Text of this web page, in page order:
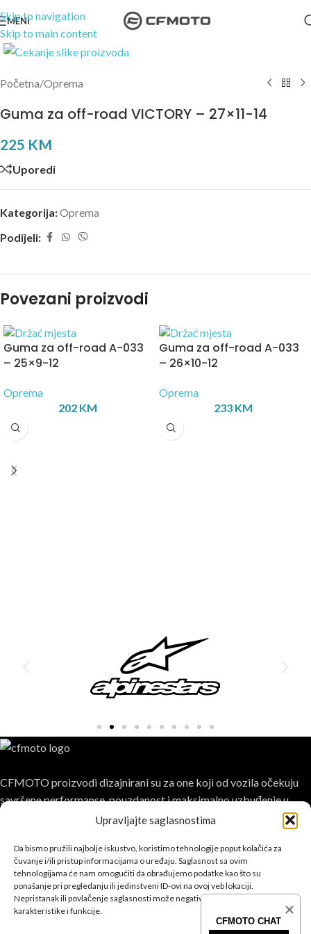
Upravljajte saglasnostima
Da bismo pružili najbolje iskustvo, koristimo tehnologije poput kolačića za
čuvanje i/ili pristup informacijama o uređaju. Saglasnost sa ovim
tehnologijama će nam omogućiti da obrađujemo podatke kao što su
ponašanje pri pregledanju ili jedinstveni ID-ovi na ovoj veb lokaciji.
Nepristanak ili povlačenje saglasnosti može negativno uticati na određene
karakteristike i funkcije.
Skip to navigation
Skip to main content
MENI
Kliknite za uvećanje
Početna/Oprema
Guma za off-road VICTORY – 27×11-14
225 KM
Uporedi
Kategorija:Oprema
Podijeli:
Povezani proizvodi
Guma za off-road A-033
– 25×9-12
Oprema
202 KM
Guma za off-road A-033
– 26×10-12
Oprema
233 KM
CFMOTO proizvodi dizajnirani su za one koji od vozila očekuju
savršene performanse, pouzdanost i maksimalno uzbuđenje u
POSLJEDNJE SA BLOGA
CFMOTO CHAT